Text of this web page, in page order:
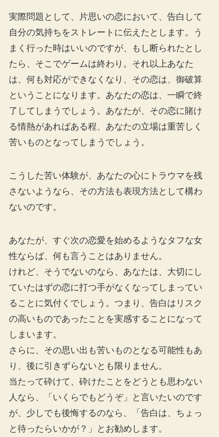
実際問題として、片思いの恋において、告白して
自分の気持ちをストレートに伝えたとします。う
まく行った時はいいのですが、もし断られたとし
たら、そこでゲームは終わり。それ以上あなた
は、何も対応ができなくなり、その恋は、御破算
ということになります。あなたの恋は、一瞬で終
了してしまうでしょう。あなたが、その恋に賭け
る情熱があればある程、あなたの立場は重苦しく
苦いものとなってしまうでしょう。
こうした苦い体験が、あなたの心にトラウマを残
さないようなら、その方法も表現方法として構わ
ないのです。
あなたが、すぐ次の恋愛を始めるようなタフな女
性ならば、何も言うことはありません。
けれど、そうでないのなら、あなたは、大切にし
ていたはずの恋に打つ手がなくなってしまってい
ることに気付くでしょう。つまり、告白はリスク
の高いものであったことを実感することになって
しまいます。
さらに、その思い出も苦いものとなる可能性もあ
り、後に引きずらないとも限りません。
当たって砕けて、砕けたことをどうとも思わない
人なら、「いくらでもどうぞ」と言いたいのです
が、少しでも後悔するのなら、「告白は、ちょっ
と待ったらいかが？」とお勧めします。